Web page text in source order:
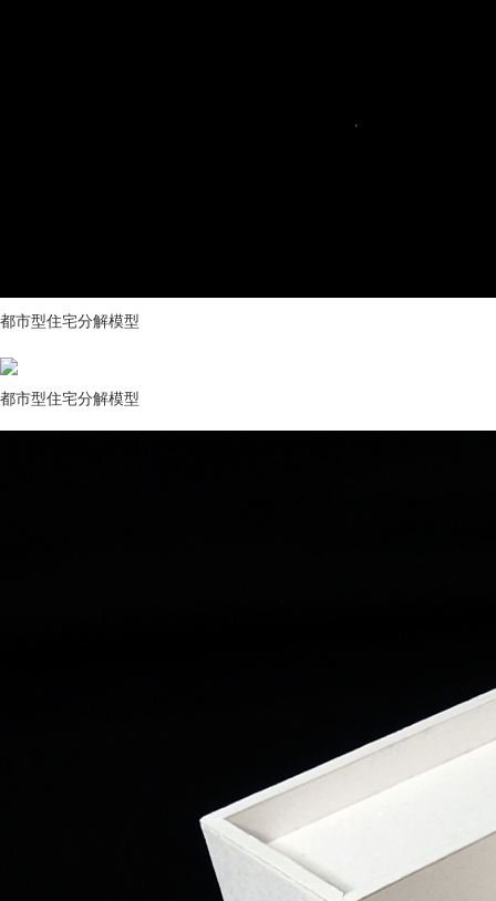
都市型住宅分解模型
都市型住宅分解模型